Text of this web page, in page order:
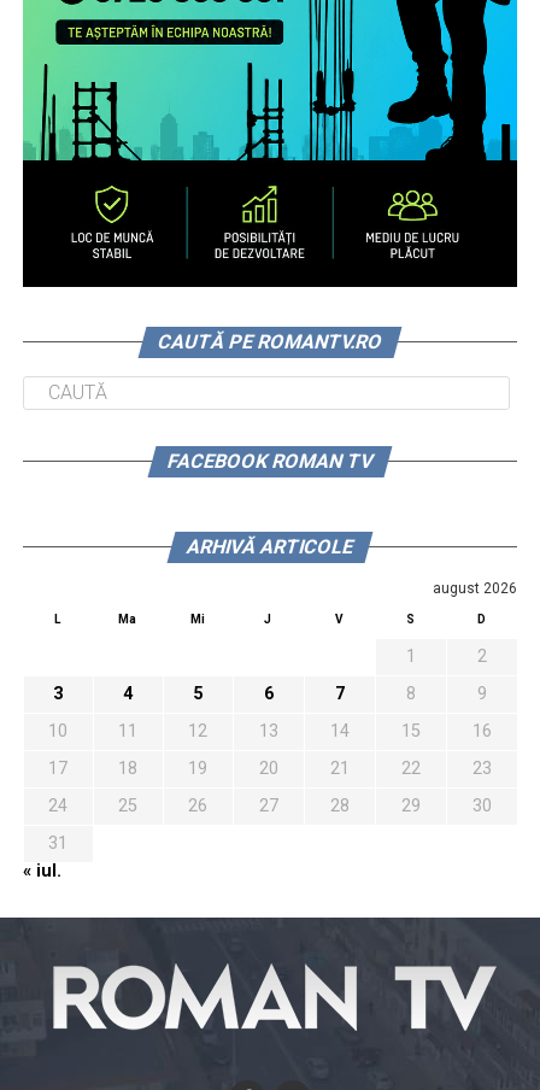
CAUTĂ PE ROMANTV.RO
FACEBOOK ROMAN TV
ARHIVĂ ARTICOLE
august 2026
L Ma Mi J V S D
1
2
3
4 5 6 7 8
9
10
11 12 13 14 15
16
17
18 19 20 21 22
23
24
25 26 27 28 29
30
31
« iul.